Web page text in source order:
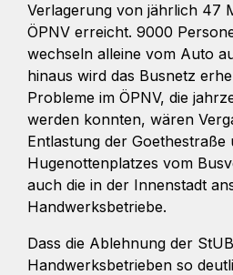
Verlagerung von jährlich 47
ÖPNV erreicht. 9000
wechseln alleine vom Auto
hinaus wird das Busnetz
Probleme im ÖPNV, die
werden konnten, wären
Entlastung der Goethestraße
Hugenottenplatzes vom
auch die in der Innenstadt
Handwerksbetriebe.
Dass die Ablehnung der
Handwerksbetrieben so